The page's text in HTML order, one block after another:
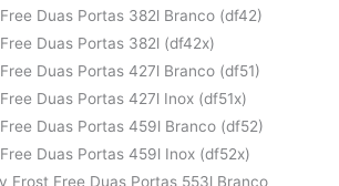
Duas Portas 382l Branco (df42)
Duas Portas 382l (df42x)
Duas Portas 427l Branco (df51)
Duas Portas 427l Inox (df51x)
Duas Portas 459l Branco (df52)
Duas Portas 459l Inox (df52x)
Frost Free Duas Portas 553l Branco